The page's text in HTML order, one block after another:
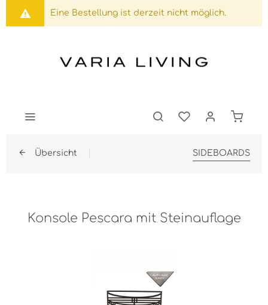
Eine Bestellung ist derzeit nicht möglich.
Übersicht SIDEBOARDS
Konsole Pescara mit Steinauflage